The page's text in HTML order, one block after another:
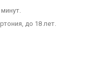
до 18 лет.